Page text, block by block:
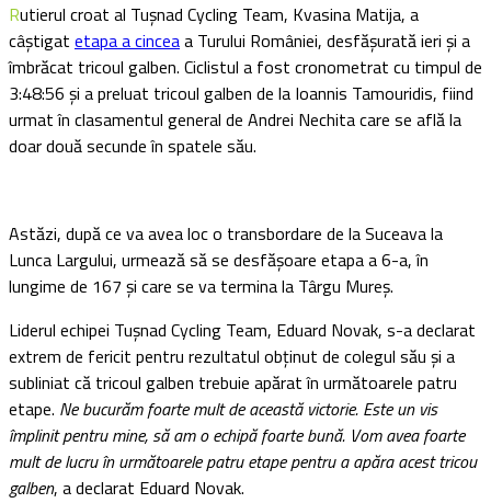
Rutierul croat al Tuşnad Cycling Team, Kvasina Matija, a
câştigat etapa a cinceaa Turului României, desfășurată ieri şi a
îmbrăcat tricoul galben. Ciclistul a fost cronometrat cu timpul de
3:48:56 şi a preluat tricoul galben de la Ioannis Tamouridis, fiind
urmat în clasamentul general de Andrei Nechita care se află la
doar două secunde în spatele său.
Astăzi, după ce va avea loc o transbordare de la Suceava la
Lunca Largului, urmează să se desfăşoare etapa a 6-a, în
lungime de 167 și care se va termina la Târgu Mureș.
Liderul echipei Tuşnad Cycling Team, Eduard Novak, s-a declarat
extrem de fericit pentru rezultatul obţinut de colegul său şi a
subliniat că tricoul galben trebuie apărat în următoarele patru
etape. Ne bucurăm foarte mult de această victorie. Este un vis
împlinit pentru mine, să am o echipă foarte bună. Vom avea foarte
mult de lucru în următoarele patru etape pentru a apăra acest tricou
galben, a declarat Eduard Novak.